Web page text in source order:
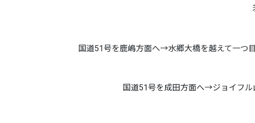
国道51号を鹿嶋方面へ→水郷大橋を越えて一つ
国道51号を成田方面へ→ジョイフ